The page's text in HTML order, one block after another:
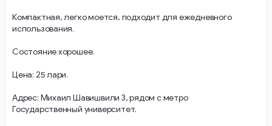
Компактная, легко моется, подходит для ежедневного
использования.
Состояние хорошее.
Цена: 25 лари.
Адрес: Михаил Шавишвили 3, рядом с метро
Государственный университет.